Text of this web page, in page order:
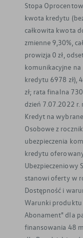
Stopa
kwota kredytu
całkowita kwota
zmienne 9,30%,
prowizja 0 zł,
komunikacyjne na
kredytu 6978 zł),
zł; rata finalna
dzień 7.07.2022 r.
Kredyt na
Osobowe z
ubezpieczenia
kredytu
Ubezpieczeniowy
stanowi oferty w
Dostępność i
Warunki produktu
Abonament" dla
finansowania 48